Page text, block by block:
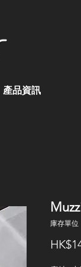
產品資訊
庫存單